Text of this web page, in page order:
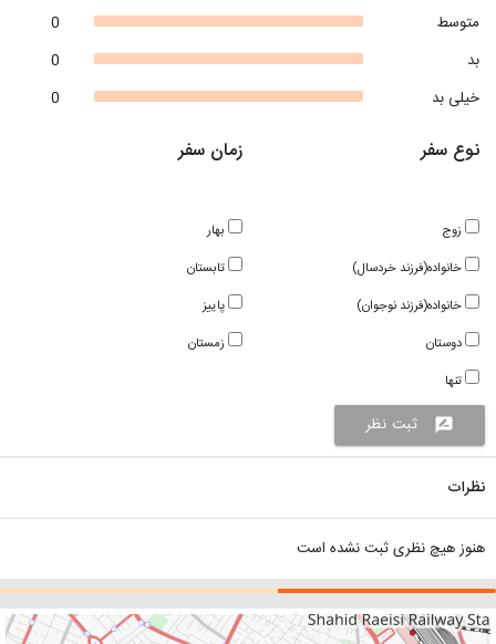
0
متوسط
0
بد
0
خیلی بد
زمان سفر
بهار
تابستان
پاییز
زمستان
نوع سفر
زوج
خانواده(فرزند خردسال)
خانواده(فرزند نوجوان)
دوستان
تنها
rate_review ثبت نظر
نظرات
هنوز هیچ نظری ثبت نشده است